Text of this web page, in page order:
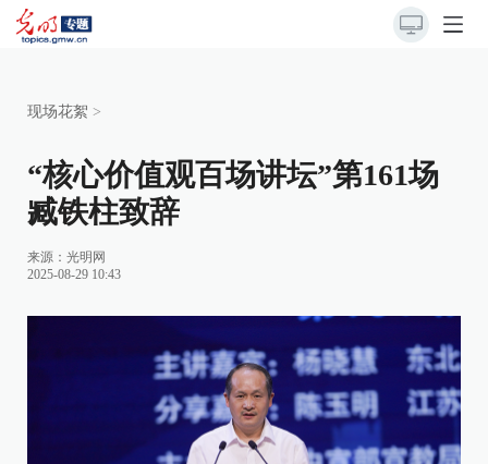
现场花絮 >
“核心价值观百场讲坛”第161场
臧铁柱致辞
来源： 光明网
2025-08-29 10:43